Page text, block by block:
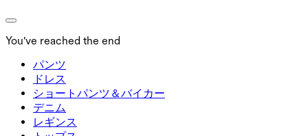
You've reached the end
パンツ
パンツ
ジョガー
ワークパンツ
フローショートパンツ
ドレス
ドレス
スポーツドレス
マキシ＆ミディドレス
ミニドレス
ショートパンツ＆バイカー
ショートパンツ＆バイカー
バイカー
デニムショートパンツ
デニム
デニム
デニムレギンス
レギンス
レギンス